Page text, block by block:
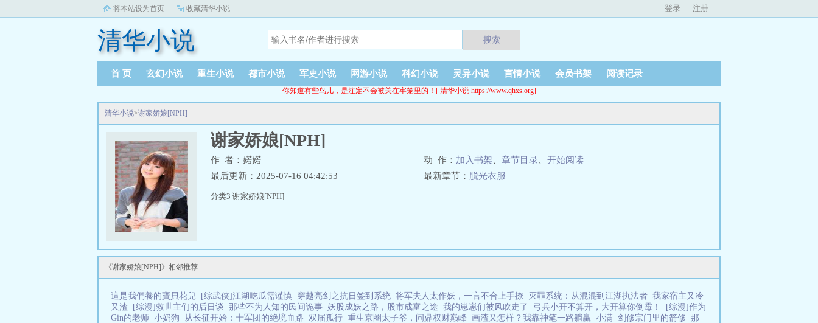
将本站设为首页 收藏清华小说 登录 注册
清华小说 搜索
首 页 玄幻小说 重生小说 都市小说 军史小说 网游小说 科幻小说 灵异小说 言情小说 会员书架 阅读记录
你知道有些鸟儿，是注定不会被关在牢笼里的！[ 清华小说 https://www.qhxs.org]
清华小说>谢家娇娘[NPH]
谢家娇娘[NPH]
作 者：婼婼 动 作： 加入书架 章节目录
开始阅读
最后更新：2025-07-16 04:42:53
最新章节： 脱光衣服
分类3 谢家娇娘[NPH]
《谢家娇娘[NPH]》相邻推荐
這是我們養的寶貝花兒 [综武侠]江湖吃瓜需谨慎 穿越亮剑之抗日签到系统 将军夫人太作妖，一言不合上手撩 灭罪系统：从混混到江湖执法者 我家宿主又冷
又渣
[综漫]救世主们的后日谈 那些不为人知的民间诡事 妖股成妖之路，股市成富之途 我的崽崽们被风吹走了 弓兵小开不算开，大开算你倒霉！
[综漫]作为
Gin的老师 小奶狗 从长征开始：十军团的绝境血路 双届孤行 重生京圈太子爷，问鼎权财巅峰 画渣又怎样？我靠神笔一路躺赢 小满 剑修宗门里的箭修 那